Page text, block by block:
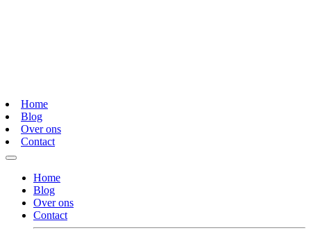
Home
Blog
Over ons
Contact
Home
Blog
Over ons
Contact